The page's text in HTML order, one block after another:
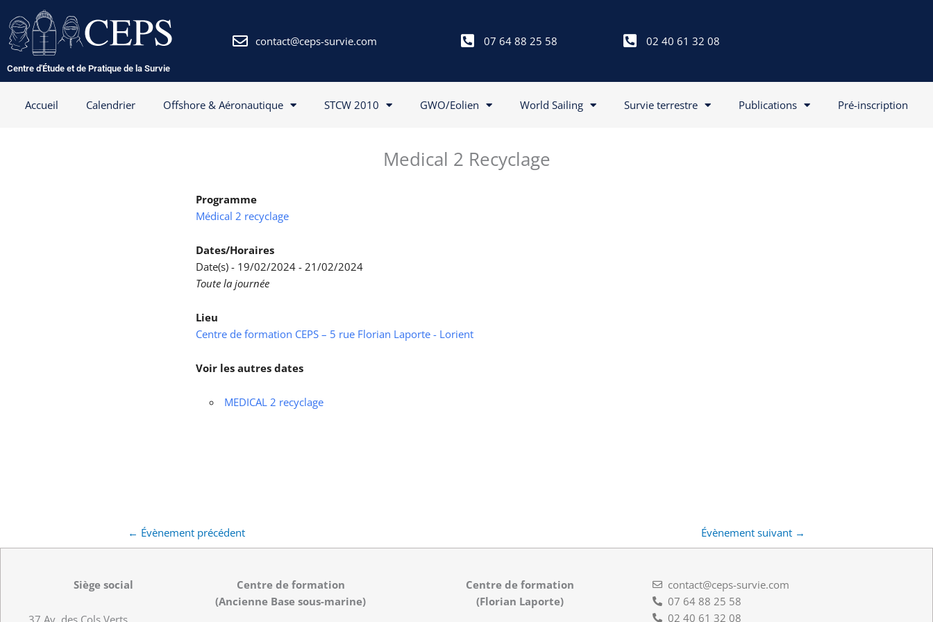
au
contenu
Centre d'Étude et de Pratique de la Survie
contact@ceps-survie.com 07 64 88 25 58 02 40 61 32 08
Accueil Calendrier Offshore & Aéronautique STCW 2010 GWO/Eolien World Sailing Survie terrestre Publications Pré-inscription
Medical 2 Recyclage
Programme
Médical 2 recyclage
Dates/Horaires
Date(s) - 19/02/2024 - 21/02/2024
Toute la journée
Lieu
Centre de formation CEPS – 5 rue Florian Laporte - Lorient
Voir les autres dates
MEDICAL 2 recyclage
← Évènement précédent Évènement suivant →
Siège social
Centre de formation
(Ancienne Base sous-marine)
Centre de formation
(Florian Laporte)
contact@ceps-survie.com
07 64 88 25 58
02 40 61 32 08